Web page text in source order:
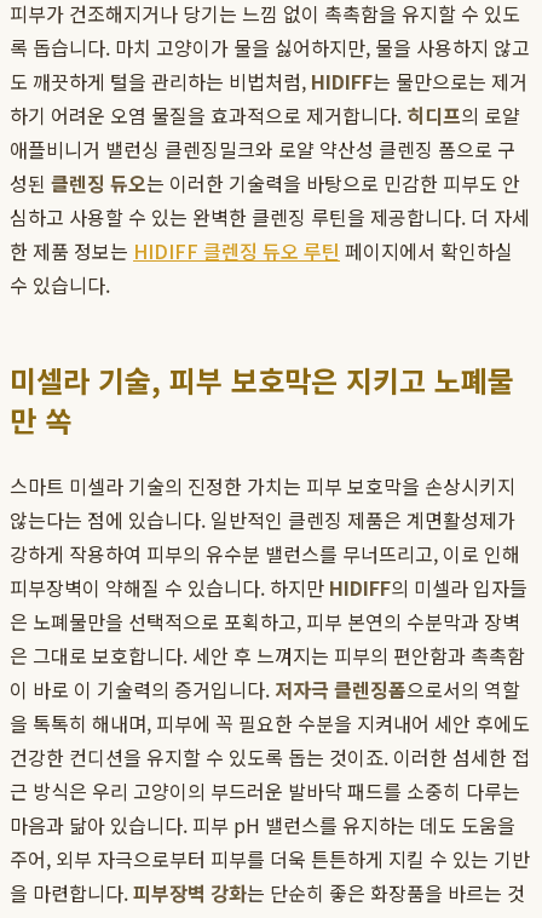
피부가 건조해지거나 당기는 느낌 없이 촉촉함을 유지할 수 있도
록 돕습니다. 마치 고양이가 물을 싫어하지만, 물을 사용하지 않고
도 깨끗하게 털을 관리하는 비법처럼, HIDIFF는 물만으로는 제거
하기 어려운 오염 물질을 효과적으로 제거합니다. 히디프의 로얄
애플비니거 밸런싱 클렌징밀크와 로얄 약산성 클렌징 폼으로 구
성된 클렌징 듀오는 이러한 기술력을 바탕으로 민감한 피부도 안
심하고 사용할 수 있는 완벽한 클렌징 루틴을 제공합니다. 더 자세
한 제품 정보는 HIDIFF 클렌징 듀오 루틴 페이지에서 확인하실
수 있습니다.
미셀라 기술, 피부 보호막은 지키고 노폐물
만 쏙
스마트 미셀라 기술의 진정한 가치는 피부 보호막을 손상시키지
않는다는 점에 있습니다. 일반적인 클렌징 제품은 계면활성제가
강하게 작용하여 피부의 유수분 밸런스를 무너뜨리고, 이로 인해
피부장벽이 약해질 수 있습니다. 하지만 HIDIFF의 미셀라 입자들
은 노폐물만을 선택적으로 포획하고, 피부 본연의 수분막과 장벽
은 그대로 보호합니다. 세안 후 느껴지는 피부의 편안함과 촉촉함
이 바로 이 기술력의 증거입니다. 저자극 클렌징폼으로서의 역할
을 톡톡히 해내며, 피부에 꼭 필요한 수분을 지켜내어 세안 후에도
건강한 컨디션을 유지할 수 있도록 돕는 것이죠. 이러한 섬세한 접
근 방식은 우리 고양이의 부드러운 발바닥 패드를 소중히 다루는
마음과 닮아 있습니다. 피부 pH 밸런스를 유지하는 데도 도움을
주어, 외부 자극으로부터 피부를 더욱 튼튼하게 지킬 수 있는 기반
을 마련합니다.피부장벽 강화는 단순히 좋은 화장품을 바르는 것